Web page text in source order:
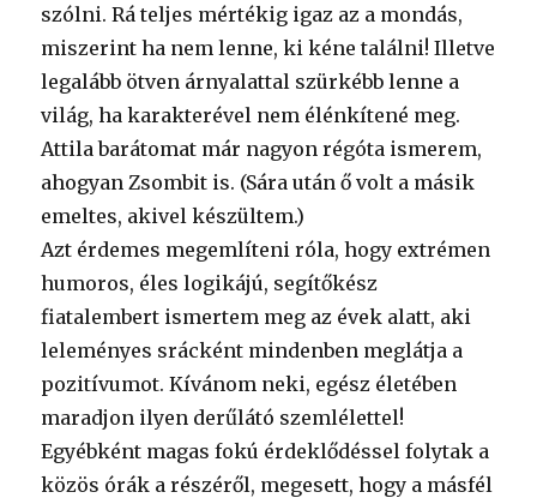
szólni. Rá teljes mértékig igaz az a mondás,
miszerint ha nem lenne, ki kéne találni! Illetve
legalább ötven árnyalattal szürkébb lenne a
világ, ha karakterével nem élénkítené meg.
Attila barátomat már nagyon régóta ismerem,
ahogyan Zsombit is. (Sára után ő volt a másik
emeltes, akivel készültem.)
Azt érdemes megemlíteni róla, hogy extrémen
humoros, éles logikájú, segítőkész
fiatalembert ismertem meg az évek alatt, aki
leleményes srácként mindenben meglátja a
pozitívumot. Kívánom neki, egész életében
maradjon ilyen derűlátó szemlélettel!
Egyébként magas fokú érdeklődéssel folytak a
közös órák a részéről, megesett, hogy a másfél